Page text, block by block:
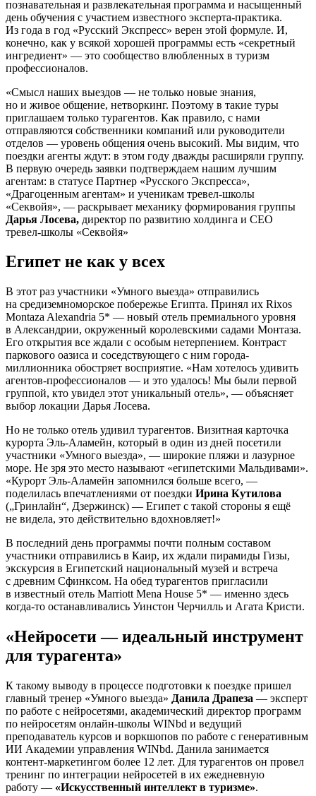
познавательная и развлекательная программа и насыщенный
день обучения с участием известного эксперта-практика.
Из года в год «Русский Экспресс» верен этой формуле. И,
конечно, как у всякой хорошей программы есть «секретный
ингредиент» — это сообщество влюбленных в туризм
профессионалов.
«Смысл наших выездов — не только новые знания,
но и живое общение, нетворкинг. Поэтому в такие туры
приглашаем только турагентов. Как правило, с нами
отправляются собственники компаний или руководители
отделов — уровень общения очень высокий. Мы видим, что
поездки агенты ждут: в этом году дважды расширяли группу.
В первую очередь заявки подтверждаем нашим лучшим
агентам: в статусе Партнер «Русского Экспресса»,
«Драгоценным агентам» и ученикам тревел-школы
«Секвойя», — раскрывает механику формирования группы
Дарья Лосева, директор по развитию холдинга и СЕО
тревел-школы «Секвойя»
Египет не как у всех
В этот раз участники «Умного выезда» отправились
на средиземноморское побережье Египта. Принял их Rixos
Montaza Alexandria 5* — новый отель премиального уровня
в Александрии, окруженный королевскими садами Монтаза.
Его открытия все ждали с особым нетерпением. Контраст
паркового оазиса и соседствующего с ним города-
миллионника обостряет восприятие. «Нам хотелось удивить
агентов-профессионалов — и это удалось! Мы были первой
группой, кто увидел этот уникальный отель», — объясняет
выбор локации Дарья Лосева.
Но не только отель удивил турагентов. Визитная карточка
курорта Эль-Аламейн, который в один из дней посетили
участники «Умного выезда», — широкие пляжи и лазурное
море. Не зря это место называют «египетскими Мальдивами».
«Курорт Эль-Аламейн запомнился больше всего, —
поделилась впечатлениями от поездки Ирина Кутилова
(„Гринлайн“, Дзержинск) — Египет с такой стороны я ещё
не видела, это действительно вдохновляет!»
В последний день программы почти полным составом
участники отправились в Каир, их ждали пирамиды Гизы,
экскурсия в Египетский национальный музей и встреча
с древним Сфинксом. На обед турагентов пригласили
в известный отель Marriott Mena House 5* — именно здесь
когда-то останавливались Уинстон Черчилль и Агата Кристи.
«Нейросети — идеальный инструмент
для турагента»
К такому выводу в процессе подготовки к поездке пришел
главный тренер «Умного выезда» Данила Драпеза — эксперт
по работе с нейросетями, академический директор программ
по нейросетям онлайн-школы WINbd и ведущий
преподаватель курсов и воркшопов по работе с генеративным
ИИ Академии управления WINbd. Данила занимается
контент-маркетингом более 12 лет. Для турагентов он провел
тренинг по интеграции нейросетей в их ежедневную
работу — «Искусственный интеллект в туризме».